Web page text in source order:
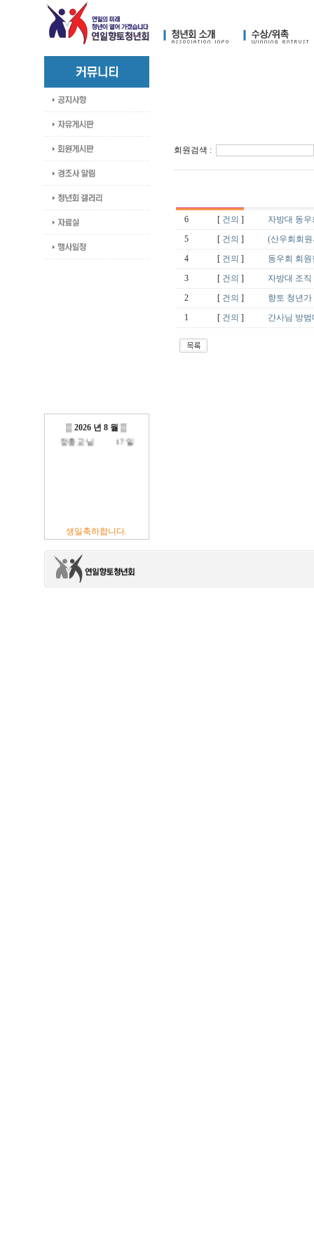
▒ 2026 년 8 월 ▒
전현주 님
01 일
이충훈 님
09 일
정충교 님
17 일
생일축하합니다.
회원검색 :
6 [ 건의 ]
자방대 동
5
[ 건의 ]
(산우회회
4
[ 건의 ]
동우회 회
3
[ 건의 ]
자방대 조
2
[ 건의 ]
향토 청년
1
[ 건의 ] 간사님 방